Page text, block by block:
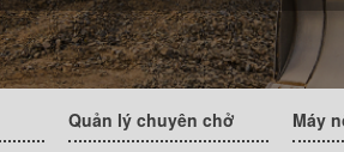
Quản lý chuyên chở Máy